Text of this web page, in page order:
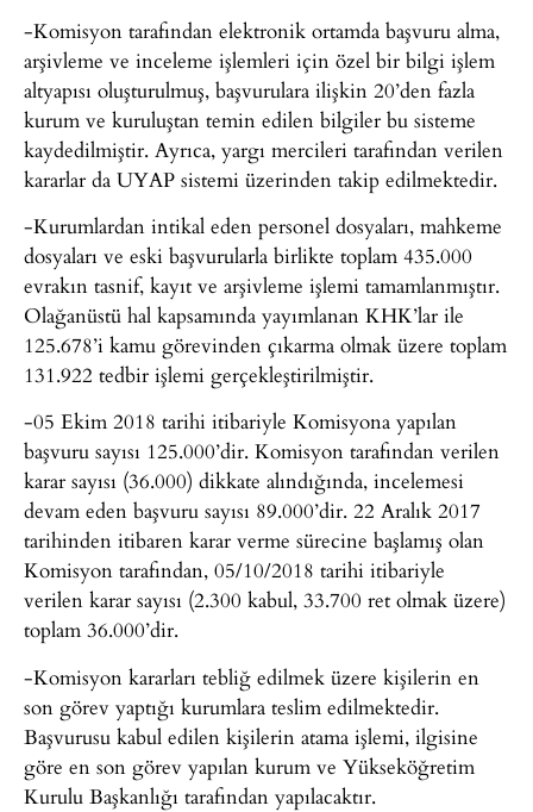
-Komisyon tarafından elektronik ortamda başvuru alma,
arşivleme ve inceleme işlemleri için özel bir bilgi işlem
altyapısı oluşturulmuş, başvurulara ilişkin 20’den fazla
kurum ve kuruluştan temin edilen bilgiler bu sisteme
kaydedilmiştir. Ayrıca, yargı mercileri tarafından verilen
kararlar da UYAP sistemi üzerinden takip edilmektedir.
-Kurumlardan intikal eden personel dosyaları, mahkeme
dosyaları ve eski başvurularla birlikte toplam 435.000
evrakın tasnif, kayıt ve arşivleme işlemi tamamlanmıştır.
Olağanüstü hal kapsamında yayımlanan KHK’lar ile
125.678’i kamu görevinden çıkarma olmak üzere toplam
131.922 tedbir işlemi gerçekleştirilmiştir.
-05 Ekim 2018 tarihi itibariyle Komisyona yapılan
başvuru sayısı 125.000’dir. Komisyon tarafından verilen
karar sayısı (36.000) dikkate alındığında, incelemesi
devam eden başvuru sayısı 89.000’dir. 22 Aralık 2017
tarihinden itibaren karar verme sürecine başlamış olan
Komisyon tarafından, 05/10/2018 tarihi itibariyle
verilen karar sayısı (2.300 kabul, 33.700 ret olmak üzere)
toplam 36.000’dir.
-Komisyon kararları tebliğ edilmek üzere kişilerin en
son görev yaptığı kurumlara teslim edilmektedir.
Başvurusu kabul edilen kişilerin atama işlemi, ilgisine
göre en son görev yapılan kurum ve Yükseköğretim
Kurulu Başkanlığı tarafından yapılacaktır.